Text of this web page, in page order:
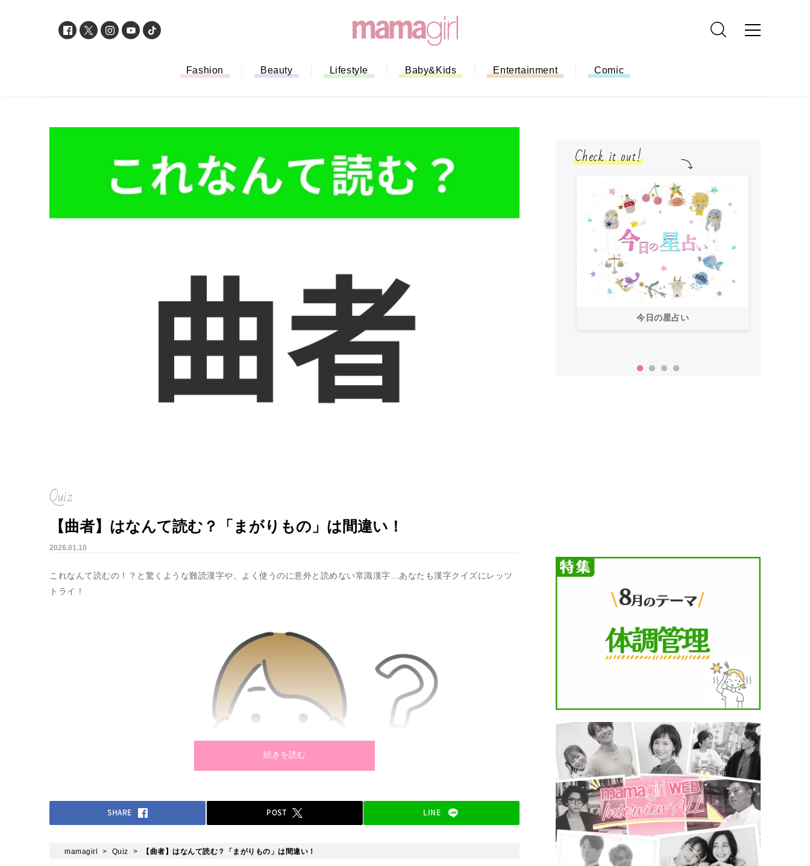
Fashion Beauty Lifestyle Baby&Kids Entertainment Comic
Quiz
【曲者】はなんて読む？「まがりもの」は間違い！
2026.01.10
これなんて読むの！？と驚くような難読漢字や、よく使うのに意外と読めない常識漢字…あなたも漢字クイズにレッツ
トライ！
続きを読む
SHARE POST LINE
mamagirl Quiz 【曲者】はなんて読む？「まがりもの」は間違い！
Check it out!
今日の星占い